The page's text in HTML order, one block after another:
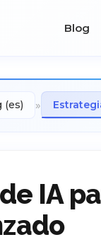
Blog
(es) »
IA